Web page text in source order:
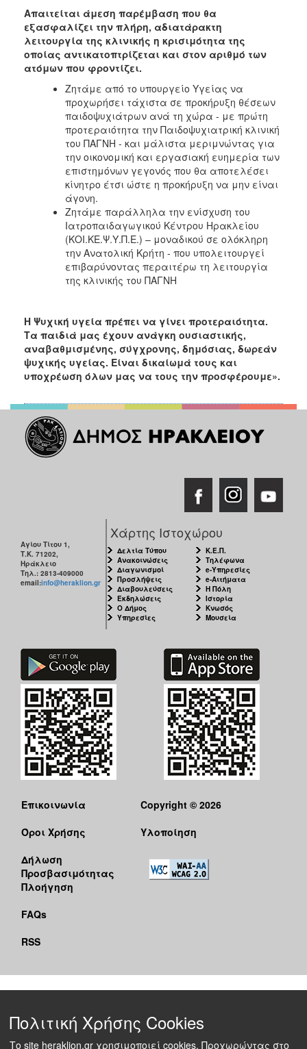
Απαιτείται άμεση παρέμβαση που θα
εξασφαλίζει την πλήρη, αδιατάρακτη
λειτουργία της κλινικής η κρισιμότητα της
οποίας αντικατοπτρίζεται και στον αριθμό των
ατόμων που φροντίζει.
Ζητάμε από το υπουργείο Υγείας να
προχωρήσει τάχιστα σε προκήρυξη θέσεων
παιδοψυχιάτρων ανά τη χώρα - με πρώτη
προτεραιότητα την Παιδοψυχιατρική κλινική
του ΠΑΓΝΗ - και μάλιστα μεριμνώντας για
την οικονομική και εργασιακή ευημερία των
επιστημόνων γεγονός που θα αποτελέσει
κίνητρο έτσι ώστε η προκήρυξη να μην είναι
άγονη.
Ζητάμε παράλληλα την ενίσχυση του
Ιατροπαιδαγωγικού Κέντρου Ηρακλείου
(ΚΟΙ.ΚΕ.Ψ.Υ.Π.Ε.) – μοναδικού σε ολόκληρη
την Ανατολική Κρήτη - που υπολειτουργεί
επιβαρύνοντας περαιτέρω τη λειτουργία
της κλινικής του ΠΑΓΝΗ
Η Ψυχική υγεία πρέπει να γίνει προτεραιότητα.
Τα παιδιά μας έχουν ανάγκη ουσιαστικής,
αναβαθμισμένης, σύγχρονης, δημόσιας, δωρεάν
ψυχικής υγείας. Είναι δικαίωμά τους και
υποχρέωση όλων μας να τους την προσφέρουμε».
Αγίου Τίτου 1,
Τ.Κ. 71202,
Ηράκλειο
Τηλ.: 2813-409000
email:info@heraklion.gr
Χάρτης Ιστοχώρου
Δελτία Τύπου
Ανακοινώσεις
Διαγωνισμοί
Προσλήψεις
Διαβουλεύσεις
Εκδηλώσεις
Ο Δήμος
Υπηρεσίες
Κ.Ε.Π.
Τηλέφωνα
e-Υπηρεσίες
e-Αιτήματα
Η Πόλη
Ιστορία
Κνωσός
Μουσεία
Επικοινωνία
Όροι Χρήσης
Δήλωση
Προσβασιμότητας
Πλοήγηση
FAQs
RSS
Copyright © 2026
Υλοποίηση
Πολιτική Χρήσης Cookies
Το site heraklion.gr χρησιμοποιεί cookies. Προχωρώντας στο